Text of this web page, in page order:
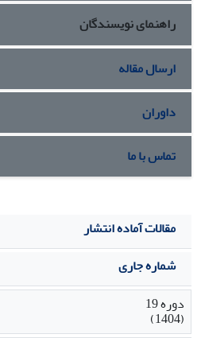
راهنمای نویسندگان
ارسال مقاله
داوران
تماس با ما
مقالات آماده انتشار
شماره جاری
دوره 19
(1404)